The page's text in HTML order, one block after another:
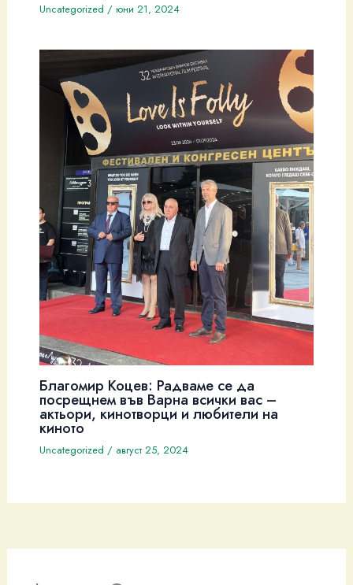
Uncategorized / юни 21, 2024
Благомир Коцев: Радваме се да
посрещнем във Варна всички вас –
актьори, кинотворци и любители на
киното
Uncategorized / август 25, 2024